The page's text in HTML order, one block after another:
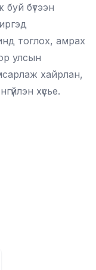
бүтээн
тоглох, амрах
улсын
хайрлан,
хүсье.